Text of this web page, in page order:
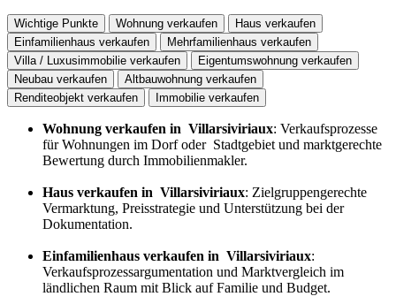
Wichtige Punkte Wohnung verkaufen
Haus verkaufen
Einfamilienhaus verkaufen
Mehrfamilienhaus verkaufen
Villa / Luxusimmobilie verkaufen
Eigentumswohnung verkaufen
Neubau verkaufen
Altbauwohnung verkaufen
Renditeobjekt verkaufen
Immobilie verkaufen
Wohnung verkaufen in Villarsiviriaux: Verkaufsprozesse
für Wohnungen im Dorf oder Stadtgebiet und marktgerechte
Bewertung durch Immobilienmakler.
Haus verkaufen in Villarsiviriaux: Zielgruppengerechte
Vermarktung, Preisstrategie und Unterstützung bei der
Dokumentation.
Einfamilienhaus verkaufen in Villarsiviriaux:
Verkaufsprozessargumentation und Marktvergleich im
ländlichen Raum mit Blick auf Familie und Budget.